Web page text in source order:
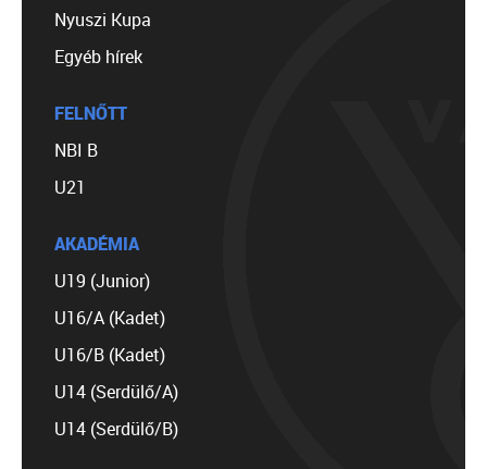
Nyuszi Kupa
Egyéb hírek
FELNŐTT
NBI B
U21
AKADÉMIA
U19 (Junior)
U16/A (Kadet)
U16/B (Kadet)
U14 (Serdülő/A)
U14 (Serdülő/B)